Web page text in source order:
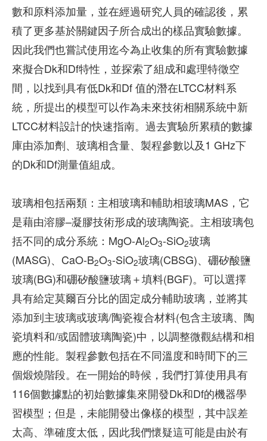
數和原料添加量，並在經過研究人員的確認後，累
積了更多基於關鍵因子所合成出的樣品實驗數據。
因此我們也嘗試使用迄今為止收集的所有實驗數據
來擬合Dk和Df特性，並探索了組成和處理特徵空
間，以找到具有低Dk和Df 值的潛在LTCC材料系
統，所提出的模型可以作為未來技術相關系統中新
LTCC材料設計的快速指南。過去實驗所累積的數據
庫由添加劑、玻璃相含量、製程參數以及1 GHz下
的Dk和Df測量值組成。
玻璃相包括兩類：主相玻璃和輔助相玻璃MAS，它
是藉由溶膠–凝膠技術形成的玻璃陶瓷。主相玻璃包
括不同的成分系統：MgO-Al2O3-SiO2玻璃
(MASG)、CaO-B2O3-SiO2玻璃(CBSG)、硼矽酸鹽
玻璃(BG)和硼矽酸鹽玻璃＋填料(BGF)。可以選擇
具有給定莫爾百分比的固定成分輔助玻璃，並將其
添加到主玻璃或玻璃/陶瓷複合材料(包含主玻璃、陶
瓷填料和/或固體玻璃陶瓷)中，以調整微觀結構和相
應的性能。製程參數包括在不同溫度和時間下的三
個煅燒階段。在一開始的時候，我們打算使用具有
116個數據點的初始數據集來開發Dk和Df的機器學
習模型；但是，未能開發出像樣的模型，其中誤差
太高、準確度太低，因此我們懷疑這可能是由於有